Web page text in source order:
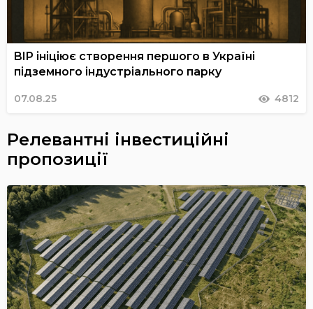
BIP ініціює створення першого в Україні
підземного індустріального парку
07.08.25 4812
Релевантні інвестиційні
пропозиції